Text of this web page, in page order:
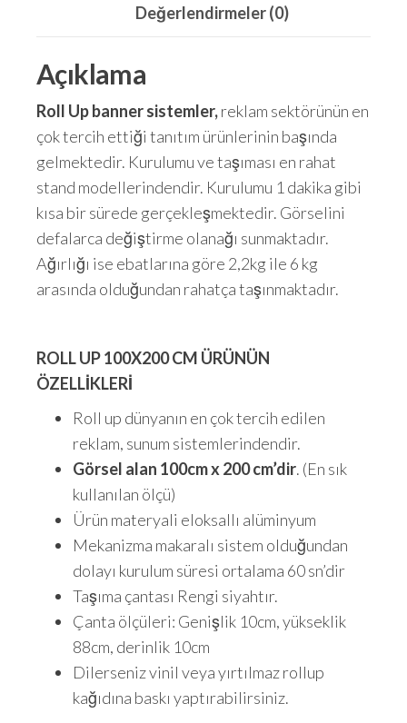
Değerlendirmeler (0)
Açıklama
Roll Up banner sistemler,reklam sektörünün en
çok tercih ettiği tanıtım ürünlerinin başında
gelmektedir. Kurulumu ve taşıması en rahat
stand modellerindendir. Kurulumu 1 dakika gibi
kısa bir sürede gerçekleşmektedir. Görselini
defalarca değiştirme olanağı sunmaktadır.
Ağırlığı ise ebatlarına göre 2,2kg ile 6 kg
arasında olduğundan rahatça taşınmaktadır.
ROLL UP 100X200 CM ÜRÜNÜN
ÖZELLİKLERİ
Roll up dünyanın en çok tercih edilen
reklam, sunum sistemlerindendir.
Görsel alan 100cm x 200 cm’dir. (En sık
kullanılan ölçü)
Ürün materyali eloksallı alüminyum
Mekanizma makaralı sistem olduğundan
dolayı kurulum süresi ortalama 60 sn’dir
Taşıma çantası Rengi siyahtır.
Çanta ölçüleri: Genişlik 10cm, yükseklik
88cm, derinlik 10cm
Dilerseniz vinil veya yırtılmaz rollup
kağıdına baskı yaptırabilirsiniz.